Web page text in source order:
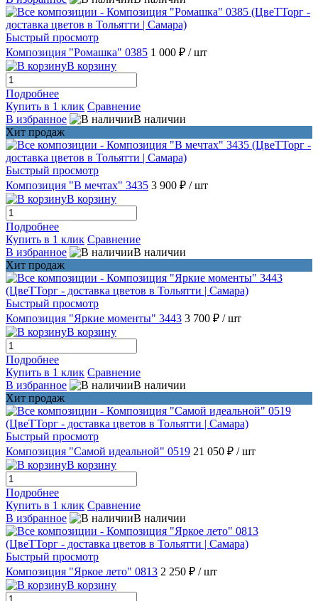
Быстрый просмотр
Композиция "Ромашка" 0385 1 000 ₽ / шт
В корзину
Подробнее
Купить в 1 клик Сравнение
В избранное
В наличии
Хит продаж
Быстрый просмотр
Композиция "В мечтах" 3435 3 900 ₽ / шт
В корзину
Подробнее
Купить в 1 клик Сравнение
В избранное
В наличии
Хит продаж
Быстрый просмотр
Композиция "Яркие моменты" 3443 3 700 ₽ / шт
В корзину
Подробнее
Купить в 1 клик Сравнение
В избранное
В наличии
Хит продаж
Быстрый просмотр
Композиция "Самой идеальной" 0519 21 050 ₽ / шт
В корзину
Подробнее
Купить в 1 клик Сравнение
В избранное
В наличии
Быстрый просмотр
Композиция "Яркое лето" 0813 2 250 ₽ / шт
В корзину